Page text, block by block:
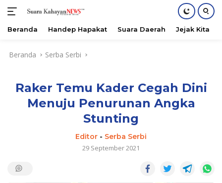
Beranda Handep Hapakat Suara Daerah Jejak Kita
Beranda Serba Serbi
Raker Temu Kader Cegah Dini
Menuju Penurunan Angka
Stunting
Editor - Serba Serbi
29 September 2021